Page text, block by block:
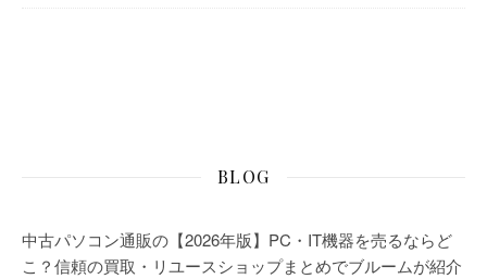
BLOG
中古パソコン通販の【2026年版】PC・IT機器を売るならど
こ？信頼の買取・リユースショップまとめでブルームが紹介